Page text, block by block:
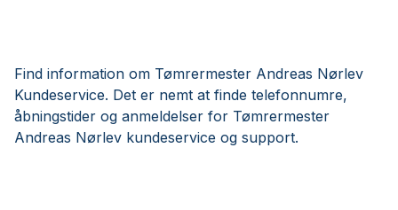
Find information om Tømrermester Andreas Nørlev
Kundeservice. Det er nemt at finde telefonnumre,
åbningstider og anmeldelser for Tømrermester
Andreas Nørlev kundeservice og support.